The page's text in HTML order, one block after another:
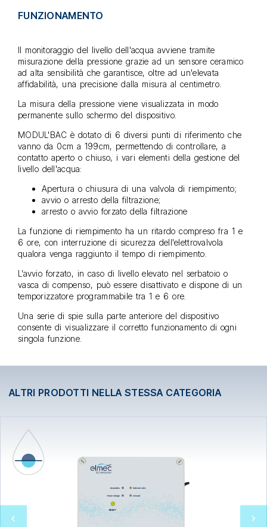
FUNZIONAMENTO
Il monitoraggio del livello dell'acqua avviene tramite
misurazione della pressione grazie ad un sensore ceramico
ad alta sensibilità che garantisce, oltre ad un'elevata
affidabilità, una precisione dalla misura al centimetro.
La misura della pressione viene visualizzata in modo
permanente sullo schermo del dispositivo.
MODUL'BAC è dotato di 6 diversi punti di riferimento che
vanno da 0cm a 199cm, permettendo di controllare, a
contatto aperto o chiuso, i vari elementi della gestione del
livello dell'acqua:
Apertura o chiusura di una valvola di riempimento;
avvio o arresto della filtrazione;
arresto o avvio forzato della filtrazione
La funzione di riempimento ha un ritardo compreso fra 1 e
6 ore, con interruzione di sicurezza dell'elettrovalvola
qualora venga raggiunto il tempo di riempimento.
L’avvio forzato, in caso di livello elevato nel serbatoio o
vasca di compenso, può essere disattivato e dispone di un
temporizzatore programmabile tra 1 e 6 ore.
Una serie di spie sulla parte anteriore del dispositivo
consente di visualizzare il corretto funzionamento di ogni
singola funzione.
ALTRI PRODOTTI NELLA STESSA CATEGORIA